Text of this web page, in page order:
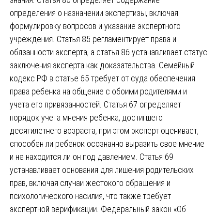
определения о назначении экспертизы, включая
формулировку вопросов и указание экспертного
учреждения. Статья 85 регламентирует права и
обязанности эксперта, а статья 86 устанавливает статус
заключения эксперта как доказательства. Семейный
кодекс РФ в статье 65 требует от суда обеспечения
права ребенка на общение с обоими родителями и
учета его привязанностей. Статья 67 определяет
порядок учета мнения ребенка, достигшего
десятилетнего возраста, при этом эксперт оценивает,
способен ли ребенок осознанно выразить свое мнение
и не находится ли он под давлением. Статья 69
устанавливает основания для лишения родительских
прав, включая случаи жестокого обращения и
психологического насилия, что также требует
экспертной верификации. Федеральный закон «Об